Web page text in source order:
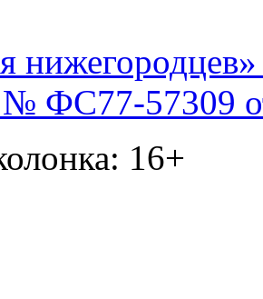
нижегородцев»
ФС77-57309
16+